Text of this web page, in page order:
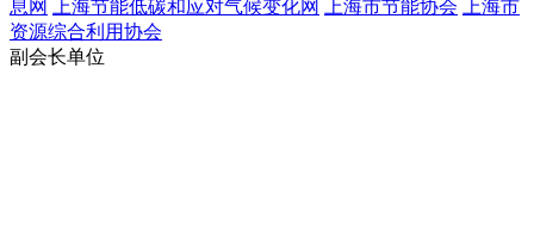
息网
上海节能低碳和应对气候变化网 上海市节能协会
上海市
资源综合利用协会
副会长单位